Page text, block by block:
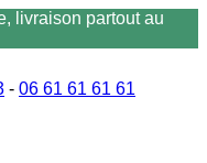
livraison partout au
- 06 61 61 61 61